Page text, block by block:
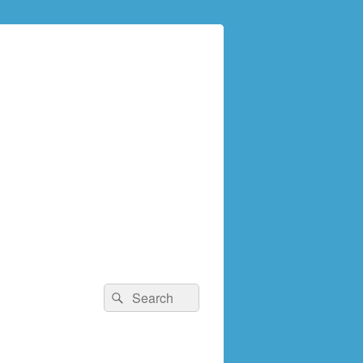
検
索:
検
索